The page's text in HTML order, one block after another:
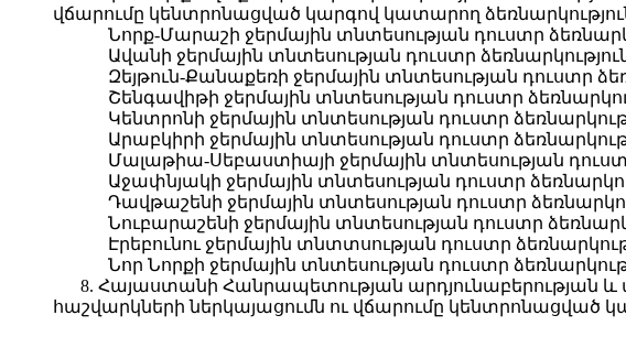
վճարումը կենտրոնացված կարգով կատարող
Նորք-Մարաշի ջերմային տնտեսության դուստր
Ավանի ջերմային տնտեսության դուստր
Զեյթուն-Քանաքեռի ջերմային տնտեսության դուստր
Շենգավիթի ջերմային տնտեսության դուստր
Կենտրոնի ջերմային տնտեսության դուստր
Արաբկիրի ջերմային տնտեսության դուստր
Մալաթիա-Սեբաստիայի ջերմային տնտեսության
Աջափնյակի ջերմային տնտեսության դուստր
Դավթաշենի ջերմային տնտեսության դուստր
Նուբարաշենի ջերմային տնտեսության դուստր
Էրեբունու ջերմային տնտտսության դուստր
Նոր Նորքի ջերմային տնտեսության դուստր
8. Հայաստանի Հանրապետության արդյունաբերության
հաշվարկների ներկայացումն ու վճարումը կենտրոնացված